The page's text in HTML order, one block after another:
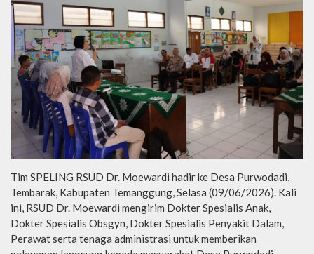
Tim SPELING RSUD Dr. Moewardi hadir ke Desa Purwodadi,
Tembarak, Kabupaten Temanggung, Selasa (09/06/2026). Kali
ini, RSUD Dr. Moewardi mengirim Dokter Spesialis Anak,
Dokter Spesialis Obsgyn, Dokter Spesialis Penyakit Dalam,
Perawat serta tenaga administrasi untuk memberikan